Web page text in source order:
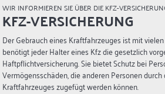
WIR INFORMIEREN SIE ÜBER DIE KFZ-
KFZ-VERSICHERUNG
Der Gebrauch eines Kraftfahrzeuges ist mit
benötigt jeder Halter eines Kfz die gesetzlich
Haftpflichtversicherung. Sie bietet Schutz bei
Vermögensschäden, die anderen Personen
Kraftfahrzeuges zugefügt werden können.